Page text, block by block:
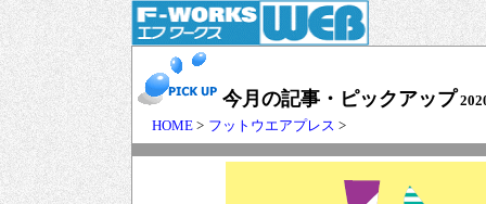
今月の記事・ピックアップ
HOME > フットウエアプレス >